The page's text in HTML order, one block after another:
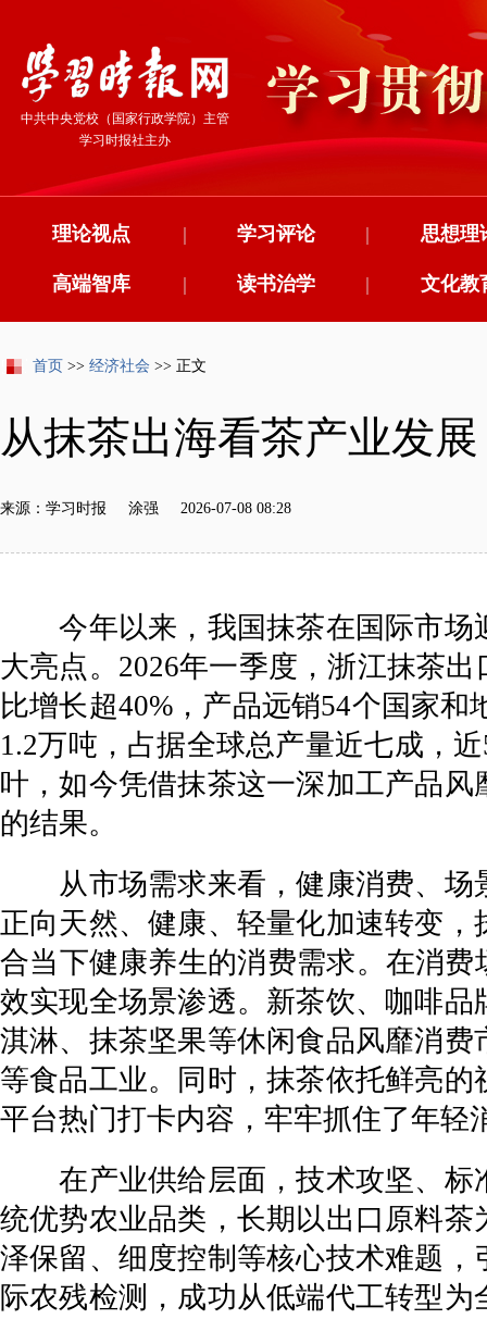
中共中央党校（国家行政学院）主管
学习时报社主办
理论视点 学习评论
| 思想理
|
高端智库 读书治学
| 文化教
|
首页 >> 经济社会 >> 正文
从抹茶出海看茶产业发展
来源：学习时报 涂强 2026-07-08 08:28
今年以来，我国抹茶在国际市场
大亮点。2026年一季度，浙江抹茶
比增长超40%，产品远销54个国家
1.2万吨，占据全球总产量近七成，
叶，如今凭借抹茶这一深加工产品
的结果。
从市场需求来看，健康消费、场
正向天然、健康、轻量化加速转变
合当下健康养生的消费需求。在消
效实现全场景渗透。新茶饮、咖啡
淇淋、抹茶坚果等休闲食品风靡消
等食品工业。同时，抹茶依托鲜亮
平台热门打卡内容，牢牢抓住了年轻
在产业供给层面，技术攻坚、标
统优势农业品类，长期以出口原料
泽保留、细度控制等核心技术难题
际农残检测，成功从低端代工转型